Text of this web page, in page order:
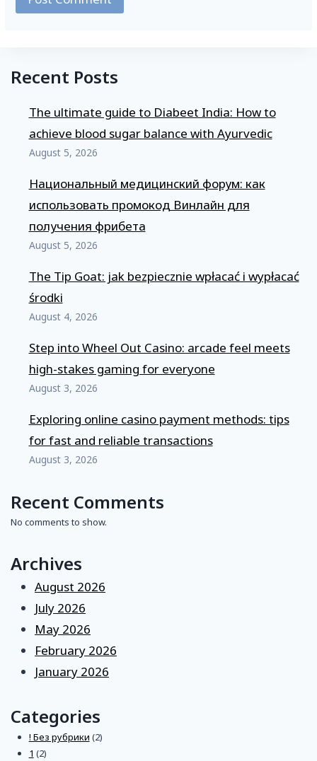
Recent Posts
The ultimate guide to Diabeet India: How to
achieve blood sugar balance with Ayurvedic
August 5, 2026
Национальный медицинский форум: как
использовать промокод Винлайн для
получения фрибета
August 5, 2026
The Tip Goat: jak bezpiecznie wpłacać i wypłacać
środki
August 4, 2026
Step into Wheel Out Casino: arcade feel meets
high-stakes gaming for everyone
August 3, 2026
Exploring online casino payment methods: tips
for fast and reliable transactions
August 3, 2026
Recent Comments
No comments to show.
Archives
August 2026
July 2026
May 2026
February 2026
January 2026
Categories
! Без рубрики (2)
1 (2)